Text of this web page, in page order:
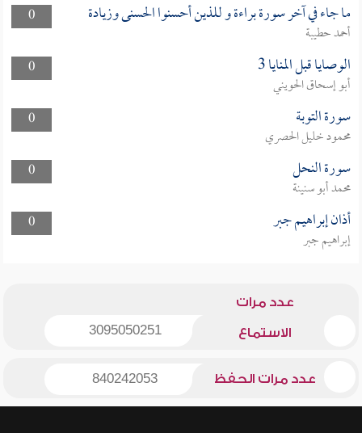
0 ما جاء في آخر سورة براءة و للذين أحسنوا الحسنى وزيادة
أحمد حطيبة
0
الوصايا قبل المنايا 3
أبو إسحاق الحويني
0
سورة التوبة
محمود خليل الحصري
0
سورة النحل
محمد أبو سنينة
0
أذان إبراهيم جبر
إبراهيم جبر
عدد مرات
الاستماع 3095050251
عدد مرات الحفظ 840242053